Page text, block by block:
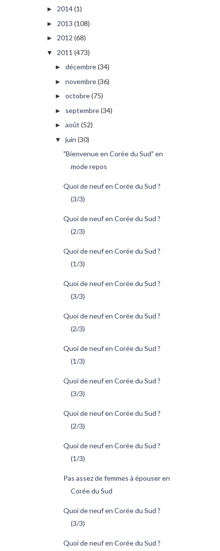
► 2014(1)
► 2013 (108)
► 2012 (68)
▼ 2011 (473)
► décembre(34)
► novembre(36)
► octobre(75)
► septembre(34)
► août (52)
▼ juin (30)
"Bienvenue en Corée du Sud" en
mode repos
Quoi de neuf en Corée du Sud ?
(3/3)
Quoi de neuf en Corée du Sud ?
(2/3)
Quoi de neuf en Corée du Sud ?
(1/3)
Quoi de neuf en Corée du Sud ?
(3/3)
Quoi de neuf en Corée du Sud ?
(2/3)
Quoi de neuf en Corée du Sud ?
(1/3)
Quoi de neuf en Corée du Sud ?
(3/3)
Quoi de neuf en Corée du Sud ?
(2/3)
Quoi de neuf en Corée du Sud ?
(1/3)
Pas assez de femmes à épouser en
Corée du Sud
Quoi de neuf en Corée du Sud ?
(3/3)
Quoi de neuf en Corée du Sud ?